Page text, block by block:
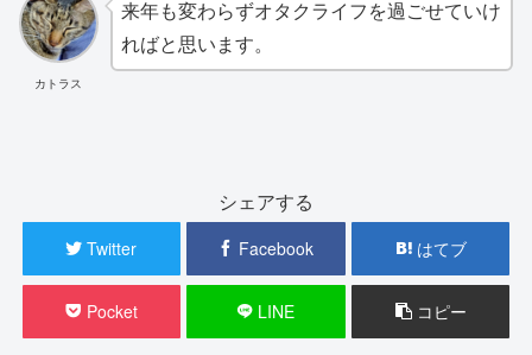
カトラス
来年も変わらずオタクライフを過ごせていけ
ればと思います。
シェアする
Twitter Facebook はてブ
Pocket LINE コピー